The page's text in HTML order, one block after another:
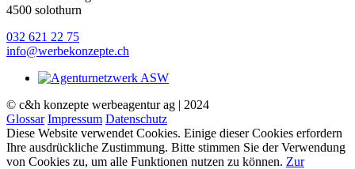
4500 solothurn
032 621 22 75
info@werbekonzepte.ch
© c&h konzepte werbeagentur ag | 2024
Glossar Impressum Datenschutz
Diese Website verwendet Cookies. Einige dieser Cookies erfordern
Ihre ausdrückliche Zustimmung. Bitte stimmen Sie der Verwendung
von Cookies zu, um alle Funktionen nutzen zu können. Zur